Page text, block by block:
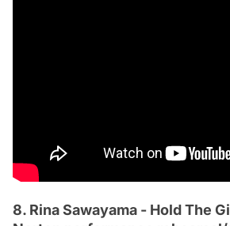
8. Rina Sawayama - Hold The